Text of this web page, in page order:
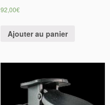
92,00€
Ajouter au panier